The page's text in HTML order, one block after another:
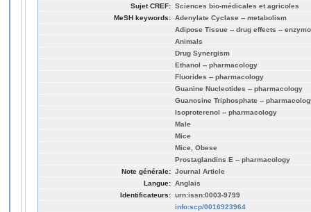
Sujet CREF: Sciences bio-médicales et agricoles
MeSH keywords: Adenylate Cyclase -- metabolism
Adipose Tissue -- drug effects --
Animals
Drug Synergism
Ethanol -- pharmacology
Fluorides -- pharmacology
Guanine Nucleotides -- pharmacology
Guanosine Triphosphate --
Isoproterenol -- pharmacology
Male
Mice
Mice, Obese
Prostaglandins E -- pharmacology
Note générale: Journal Article
Langue: Anglais
Identificateurs: urn:issn:0003-9799
info:scp/0016923964